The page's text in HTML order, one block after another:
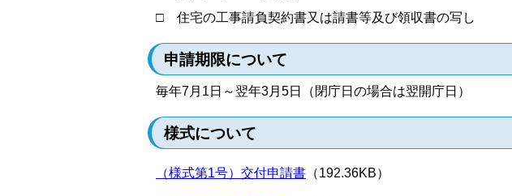
□ 住宅の工事請負契約書又は請書等及び領収書の写し
申請期限について
毎年7月1日～翌年3月5日（閉庁日の場合は翌開庁日）
様式について
（様式第1号）交付申請書 （192.36KB）